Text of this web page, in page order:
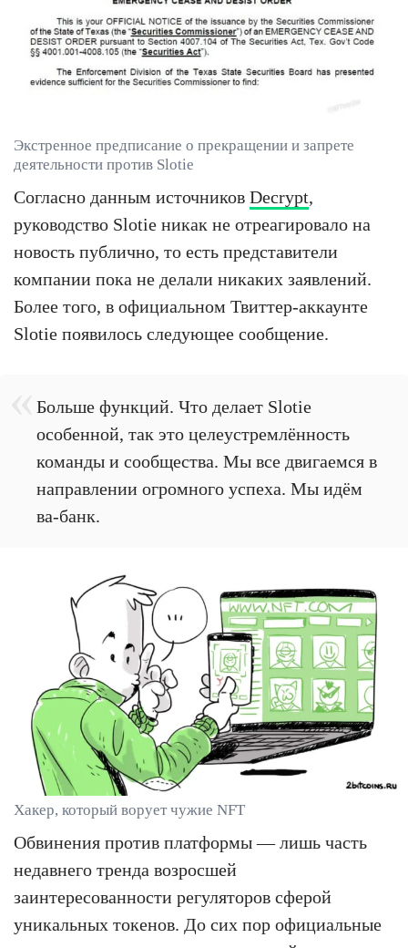
Экстренное предписание о прекращении и запрете
деятельности против Slotie
Согласно данным источников Decrypt,
руководство Slotie никак не отреагировало на
новость публично, то есть представители
компании пока не делали никаких заявлений.
Более того, в официальном Твиттер-аккаунте
Slotie появилось следующее сообщение.
Больше функций. Что делает Slotie
особенной, так это целеустремлённость
команды и сообщества. Мы все двигаемся в
направлении огромного успеха. Мы идём
ва-банк.
Хакер, который ворует чужие NFT
Обвинения против платформы — лишь часть
недавнего тренда возросшей
заинтересованности регуляторов сферой
уникальных токенов. До сих пор официальные